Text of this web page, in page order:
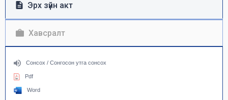
Эрх зүйн акт
Хавсралт
Сонсох / Сонгосон утга сонсох
Pdf
Word